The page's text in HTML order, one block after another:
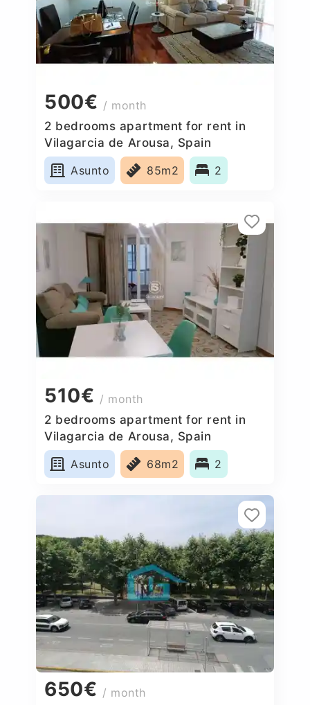
500€ / month
2 bedrooms apartment for rent in
Vilagarcia de Arousa, Spain
Asunto
85m2 2
510€ / month
2 bedrooms apartment for rent in
Vilagarcia de Arousa, Spain
Asunto
68m2 2
650€ / month